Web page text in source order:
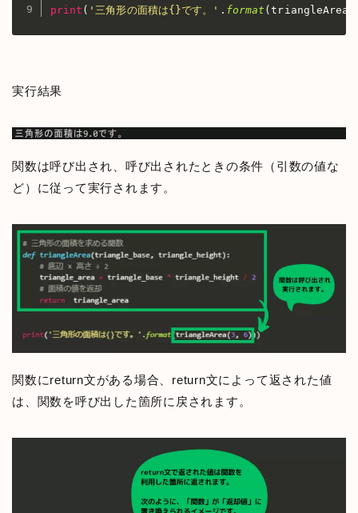
print ( '三角形の面積は{}です。' . format (triangleArea
実行結果
関数は呼び出され、呼び出されたときの条件（引数の値な
ど）に従って実行されます。
関数にreturn文がある場合、return文によって返された値
は、関数を呼び出した箇所に戻されます。